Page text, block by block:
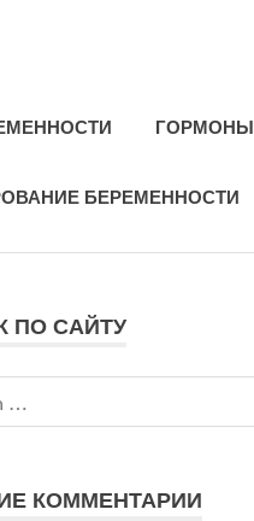
ГОРМОНЫ
БЕРЕМЕННОСТИ
ПО САЙТУ
КОММЕНТАРИИ